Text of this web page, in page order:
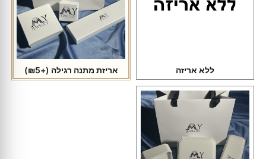
ללא אריזה אריזת מתנה רגילה (+₪5)